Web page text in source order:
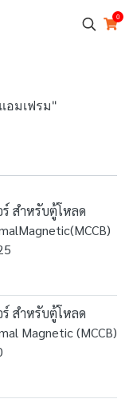
0
อมเฟรม"
ร์ สำหรับตู้โหลด
ร์ สำหรับตู้โหลด
Magnetic (MCCB)